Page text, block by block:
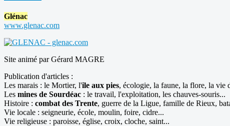
Glénac
www.glenac.com
Site animé par Gérard MAGRE
Publication d'articles :
Les marais : le Mortier, l'ile aux pies, écologie, la faune, la flore, la vie
Les mines de Sourdéac : le travail, l'exploitation, les chauves-souris...
Histoire : combat des Trente, guerre de la Ligue, famille de Rieux,
Vie locale : seigneurie, école, moulin, foire, cidre...
Vie religieuse : paroisse, église, croix, cloche, saint...